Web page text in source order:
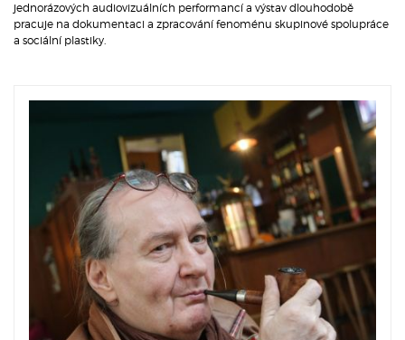
jednorázových audiovizuálních performancí a výstav dlouhodobě
pracuje na dokumentaci a zpracování fenoménu skupinové spolupráce
a sociální plastiky.